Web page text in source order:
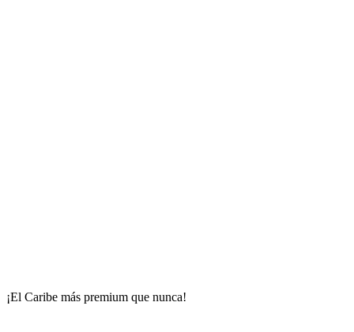
¡El Caribe más premium que nunca!